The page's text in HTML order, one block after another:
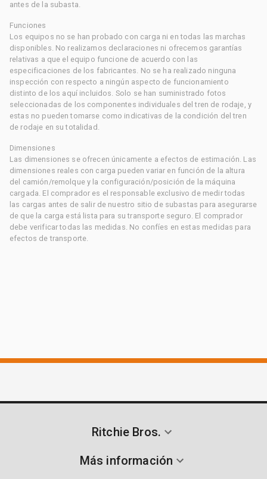
antes de la subasta.
Funciones
Los equipos no se han probado con carga ni en todas las marchas
disponibles. No realizamos declaraciones ni ofrecemos garantías
relativas a que el equipo funcione de acuerdo con las
especificaciones de los fabricantes. No se ha realizado ninguna
inspección con respecto a ningún aspecto de funcionamiento
distinto de los aquí incluidos. Solo se han suministrado fotos
seleccionadas de los componentes individuales del tren de rodaje, y
estas no pueden tomarse como indicativas de la condición del tren
de rodaje en su totalidad.
Dimensiones
Las dimensiones se ofrecen únicamente a efectos de estimación. Las
dimensiones reales con carga pueden variar en función de la altura
del camión/remolque y la configuración/posición de la máquina
cargada. El comprador es el responsable exclusivo de medir todas
las cargas antes de salir de nuestro sitio de subastas para asegurarse
de que la carga está lista para su transporte seguro. El comprador
debe verificar todas las medidas. No confíes en estas medidas para
efectos de transporte.
Ritchie Bros.
Más información